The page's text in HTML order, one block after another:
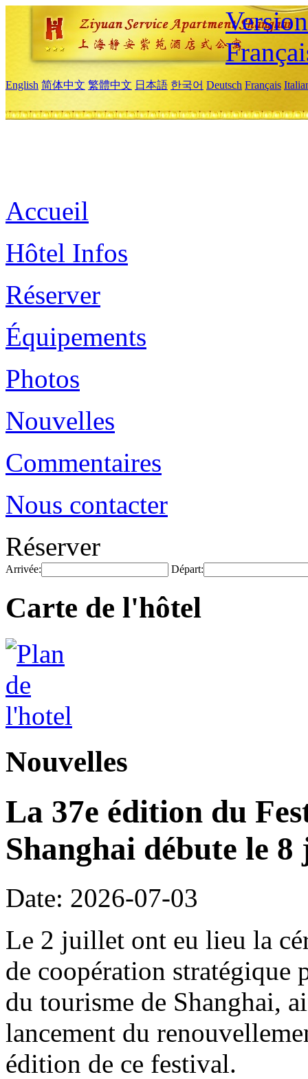
English 简体中文 繁體中文 日本語 한국어 Deutsch Français
Accueil
Hôtel Infos
Réserver
Équipements
Photos
Nouvelles
Commentaires
Nous contacter
Réserver
Arrivée: Départ:
Carte de l'hôtel
Nouvelles
La 37e édition du
Shanghai débute le
Date: 2026-07-03
Le 2 juillet ont eu lieu la
de coopération stratégique
du tourisme de Shanghai,
lancement du
édition de ce festival.